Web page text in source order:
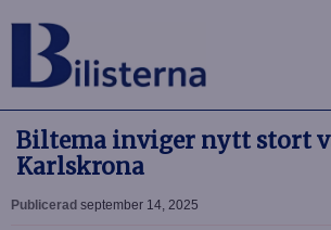
Biltema inviger nytt stort
Karlskrona
Publicerad september 14, 2025